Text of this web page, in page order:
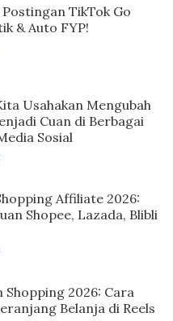
TikTok Go
& Auto FYP!
Usahakan Mengubah
Cuan di Berbagai
Sosial
Affiliate 2026:
Shopee, Lazada, Blibli
2026: Cara
Belanja di Reels